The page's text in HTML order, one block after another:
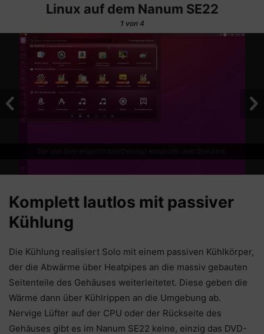
Linux auf dem Nanum SE22
1 von 4
Komplett lautlos mit passiver
Kühlung
Die Kühlung realisiert Solo mit einem passiven Kühlkörper,
der die Abwärme über Heatpipes an die massiv gebauten
Seitenteile des Gehäuses weiterleitetet. Diese geben die
Wärme dann über Kühlrippen an die Umgebung ab.
Nervige Lüfter auf der CPU oder der Rückseite des
Gehäuses gibt es im Nanum SE22 keine, einzig das DVD-